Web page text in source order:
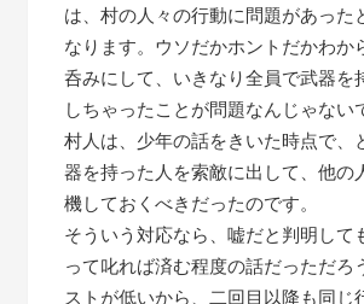
は、村の人々の行動に問題があった
なります。ウソだかホントだかわか
呑みにして、いきなり全員で武器を
しちゃったことが問題なんじゃない
村人は、少年の話をきいた時点で、
器を持った人を索敵に出して、他の
機しておくべきだったのです。
そういう対応なら、嘘だと判明して
って叱れば済む程度の話だっただろ
ストが低いから、二回目以降も同じ